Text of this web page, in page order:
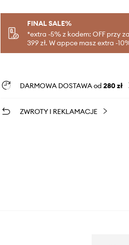
FINAL SALE%
*extra -5% z kodem: OFF przy
399 zł. W appce masz extra -
DARMOWA DOSTAWA od 280 zł
ZWROTY I REKLAMACJE